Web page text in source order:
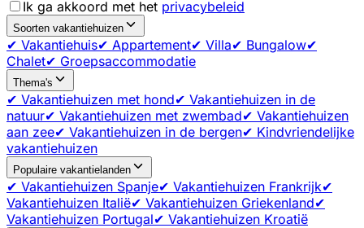
Ik ga akkoord met het privacybeleid
Soorten vakantiehuizen
✔ Vakantiehuis✔ Appartement✔ Villa✔ Bungalow✔
Chalet✔ Groepsaccommodatie
Thema's
✔ Vakantiehuizen met hond✔ Vakantiehuizen in de
natuur✔ Vakantiehuizen met zwembad✔ Vakantiehuizen
aan zee✔ Vakantiehuizen in de bergen✔ Kindvriendelijke
vakantiehuizen
Populaire vakantielanden
✔ Vakantiehuizen Spanje✔ Vakantiehuizen Frankrijk✔
Vakantiehuizen Italië✔ Vakantiehuizen Griekenland✔
Vakantiehuizen Portugal✔ Vakantiehuizen Kroatië